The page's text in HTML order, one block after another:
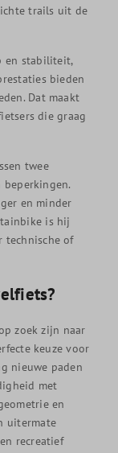
trails uit de
en stabiliteit,
bieden
Dat maakt
die graag
twee
en minder
is hij
technische of
zoek zijn naar
keuze voor
nieuwe paden
met
en
uitermate
recreatief